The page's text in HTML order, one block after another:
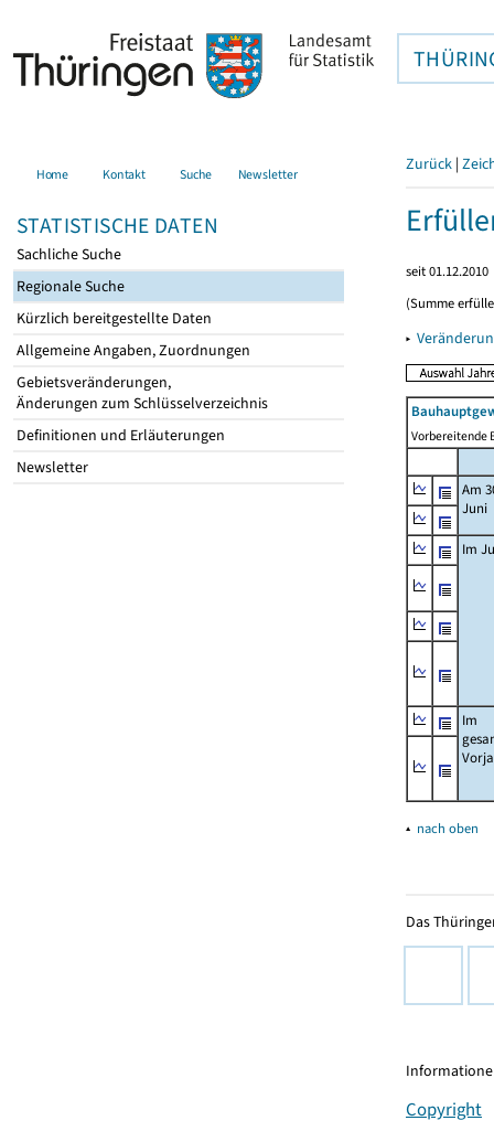
Home Kontakt Suche Newsletter
STATISTISCHE DATEN
Sachliche Suche
Regionale Suche
Kürzlich bereitgestellte Daten
Allgemeine Angaben, Zuordnungen
Gebietsveränderungen,
Änderungen zum Schlüsselverzeichnis
Definitionen und Erläuterungen
Newsletter
Zurück |
seit 01.12.2010
(Summe
▸
Vorbereitende
Am
Juni
Im
Im
▴ nach oben
Das
Copyright